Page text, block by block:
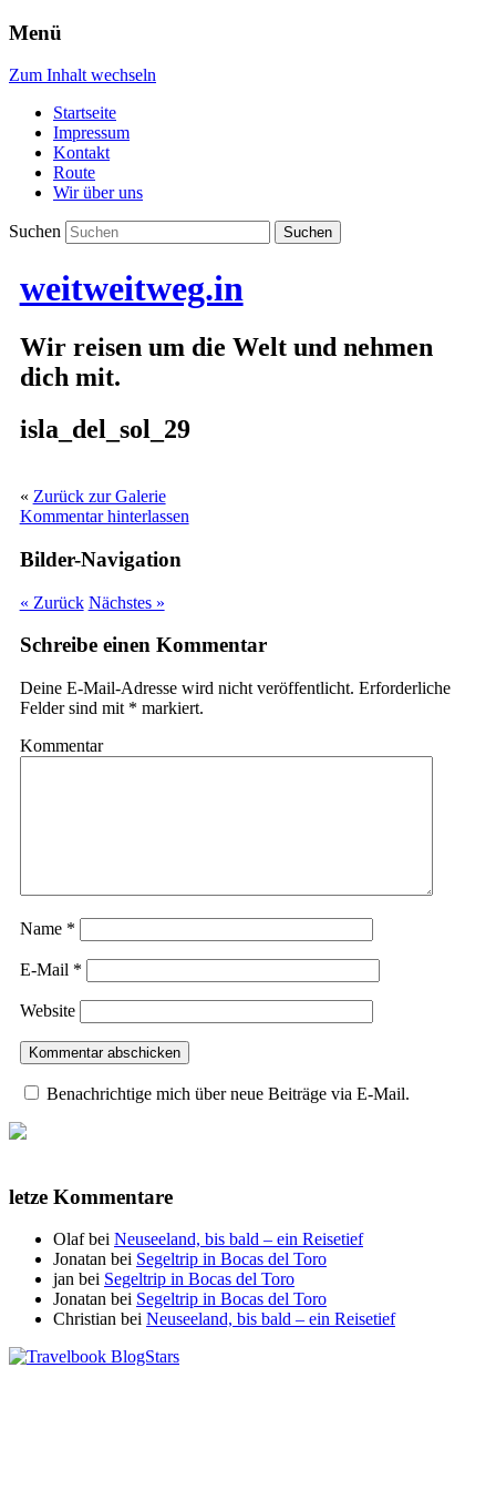
Menü
Zum Inhalt wechseln
Startseite
Impressum
Kontakt
Route
Wir über uns
Suchen
weitweitweg.in
Wir reisen um die Welt und nehmen
dich mit.
isla_del_sol_29
« Zurück zur Galerie
Kommentar hinterlassen
Bilder-Navigation
« Zurück Nächstes »
Schreibe einen Kommentar
Deine E-Mail-Adresse wird nicht veröffentlicht. Erforderliche
Felder sind mit * markiert.
Kommentar
Name *
E-Mail *
Website
Benachrichtige mich über neue Beiträge via E-Mail.
letze Kommentare
Olafbei Neuseeland, bis bald – ein Reisetief
Jonatan bei Segeltrip in Bocas del Toro
jan bei Segeltrip in Bocas del Toro
Jonatan bei Segeltrip in Bocas del Toro
Christian bei Neuseeland, bis bald – ein Reisetief